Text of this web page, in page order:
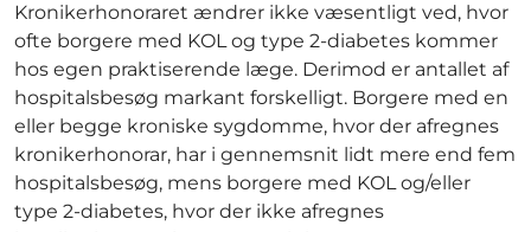
Kronikerhonoraret ændrer ikke væsentligt ved, hvor
ofte borgere med KOL og type 2-diabetes kommer
hos egen praktiserende læge. Derimod er antallet af
hospitalsbesøg markant forskelligt. Borgere med en
eller begge kroniske sygdomme, hvor der afregnes
kronikerhonorar, har i gennemsnit lidt mere end fem
hospitalsbesøg, mens borgere med KOL og/eller
type 2-diabetes, hvor der ikke afregnes